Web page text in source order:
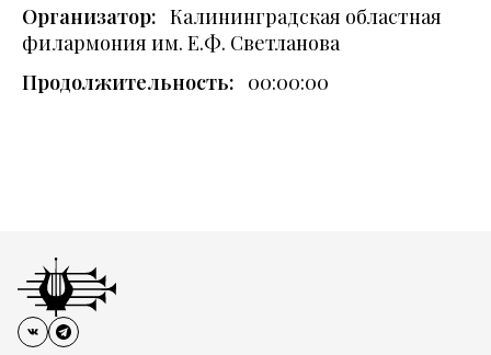
Организатор: Калининградская областная
филармония им. Е.Ф. Светланова
Продолжительность: 00:00:00